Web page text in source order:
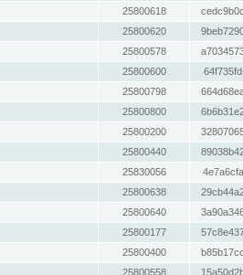
25800618
25800620
25800578
25800600
25800798
25800800
25800200
25800440
25830056
25800638
25800640
25800177
25800400
25800558